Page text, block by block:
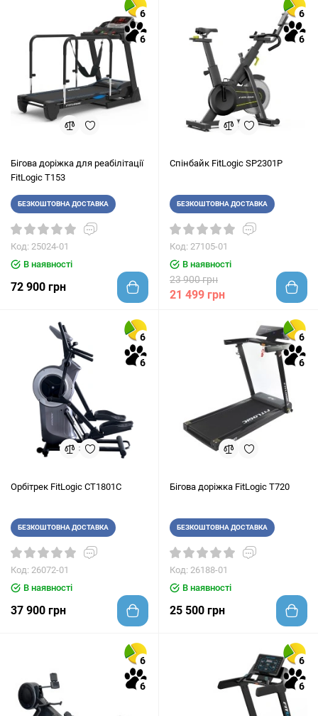
6
6
Бігова доріжка для реабілітації
FitLogic T153
БЕЗКОШТОВНА ДОСТАВКА
Код: 25024-01
В наявності
72 900 грн
6
6
Спінбайк FitLogic SP2301P
БЕЗКОШТОВНА ДОСТАВКА
Код: 27105-01
В наявності
23 900 грн
21 499 грн
6
6
Орбітрек FitLogic CT1801C
БЕЗКОШТОВНА ДОСТАВКА
Код: 26072-01
В наявності
37 900 грн
6
6
Бігова доріжка FitLogic T720
БЕЗКОШТОВНА ДОСТАВКА
Код: 26188-01
В наявності
25 500 грн
6
6
6
6